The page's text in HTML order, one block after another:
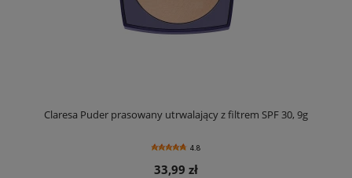
Claresa Puder prasowany utrwalający z filtrem SPF 30, 9g
4.8
33,99 zł